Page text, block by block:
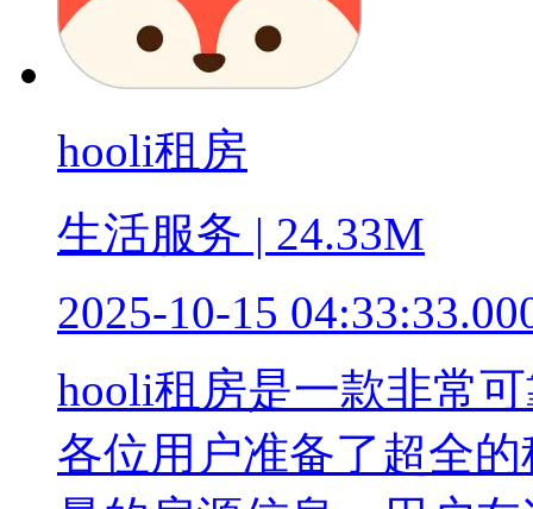
hooli租房
生活服务 | 24.33M
2025-10-15
hooli租房是一款非常
各位用户准备了超全